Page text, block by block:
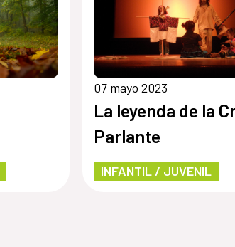
07 mayo 2023
La leyenda de la
Parlante
INFANTIL / JUVENIL